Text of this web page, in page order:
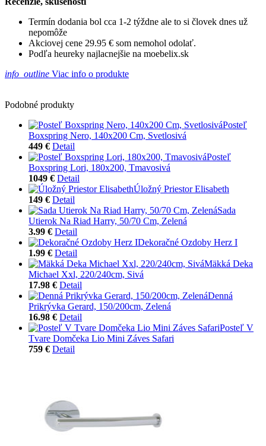
Termín dodania bol cca 1-2 týždne ale to si človek dnes už
nepomôže
Akciovej cene 29.95 € som nemohol odolať.
Podľa heureky najlacnejšie na moebelix.sk
info_outline Viac info o produkte
Podobné produkty
Posteľ
Boxspring Nero, 140x200 Cm, Svetlosivá
449 € Detail
Posteľ
Boxspring Lori, 180x200, Tmavosivá
1049 € Detail
Úložný Priestor Elisabeth
149 € Detail
Sada
Utierok Na Riad Harry, 50/70 Cm, Zelená
3.99 € Detail
Dekoračné Ozdoby Herz I
1.99 € Detail
Mäkká Deka
Michael Xxl, 220/240cm, Sivá
17.98 € Detail
Denná
Prikrývka Gerard, 150/200cm, Zelená
16.98 € Detail
Posteľ V
Tvare Domčeka Lio Mini Záves Safari
759 € Detail